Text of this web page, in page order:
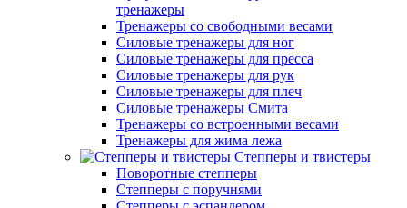
тренажеры
Тренажеры со свободными весами
Силовые тренажеры для ног
Силовые тренажеры для пресса
Силовые тренажеры для рук
Силовые тренажеры для плеч
Силовые тренажеры Смита
Тренажеры со встроенными весами
Тренажеры для жима лежа
Степперы и твистеры
Поворотные степперы
Степперы с поручнями